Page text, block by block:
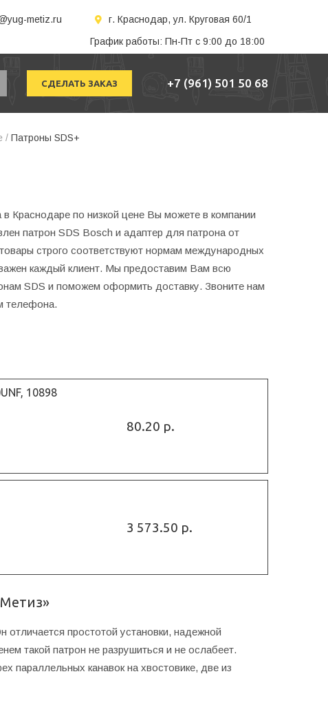
metiz.ru
г. Краснодар, ул. Круговая 60/1
График работы: Пн-Пт с 9:00 до 18:00
СДЕЛАТЬ ЗАКАЗ +7 (961) 501 50 68
/ Патроны SDS+
Краснодаре по низкой цене Вы можете в компании
патрон SDS Bosch и адаптер для патрона от
строго соответствуют нормам международных
каждый клиент. Мы предоставим Вам всю
SDS и поможем оформить доставку. Звоните нам
телефона.
10898
80.20 р.
3 573.50 р.
простотой установки, надежной
такой патрон не разрушиться и не ослабеет.
параллельных канавок на хвостовике, две из